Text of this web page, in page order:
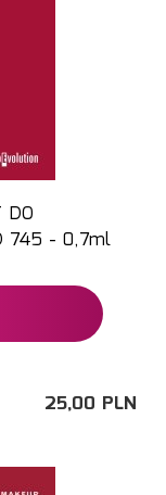
DO
745 - 0,7ml
25,00 PLN